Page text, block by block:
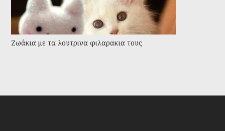
Ζωάκια με τα λουτρινα φιλαρακια τους